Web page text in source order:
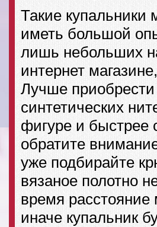
Такие купальники
иметь большой
лишь небольших
интернет
Лучше
синтетических
фигуре и быстрее
обратите
уже подбирайте
вязаное полотно
время
иначе купальник